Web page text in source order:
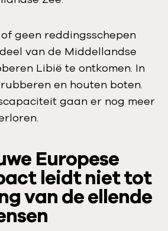
geen reddingsschepen
van de Middellandse
Libië te ontkomen. In
en houten boten.
gaan er nog meer
Europese
leidt niet tot
van de ellende